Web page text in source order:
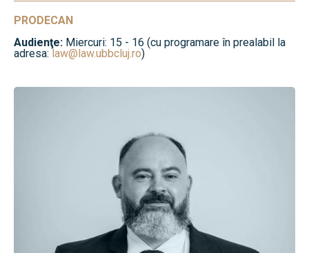
PRODECAN
Audienţe: Miercuri: 15 - 16 (cu programare în prealabil la
adresa: law@law.ubbcluj.ro)